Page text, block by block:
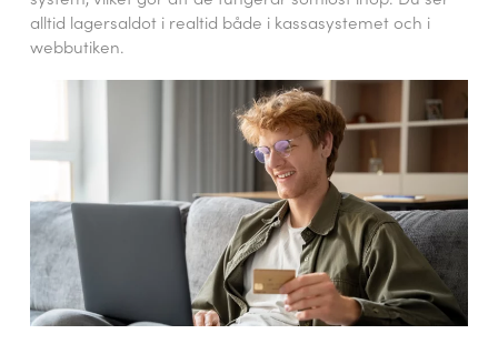
alltid lagersaldot i realtid både i kassasystemet och i
webbutiken.